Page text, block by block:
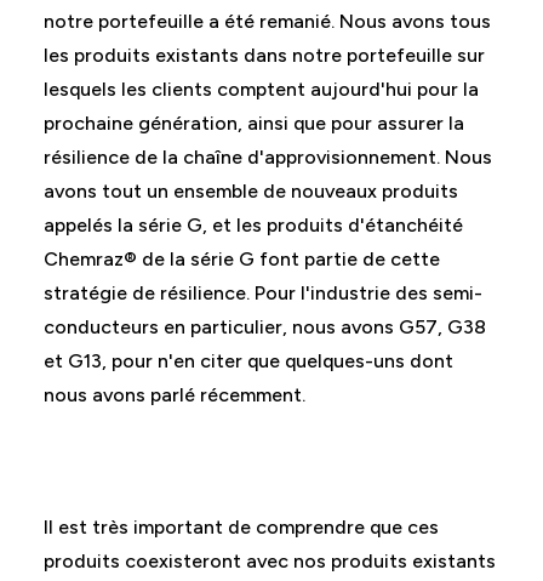
notre portefeuille a été remanié. Nous avons tous
les produits existants dans notre portefeuille sur
lesquels les clients comptent aujourd'hui pour la
prochaine génération, ainsi que pour assurer la
résilience de la chaîne d'approvisionnement. Nous
avons tout un ensemble de nouveaux produits
appelés la série G, et les produits d'étanchéité
Chemraz® de la série G font partie de cette
stratégie de résilience. Pour l'industrie des semi-
conducteurs en particulier, nous avons G57, G38
et G13, pour n'en citer que quelques-uns dont
nous avons parlé récemment.
Il est très important de comprendre que ces
produits coexisteront avec nos produits existants